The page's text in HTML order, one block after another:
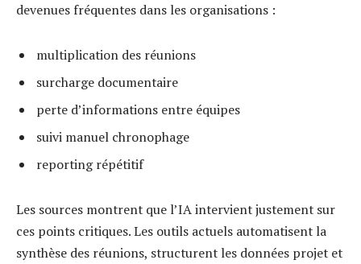
devenues fréquentes dans les organisations :
multiplication des réunions
surcharge documentaire
perte d’informations entre équipes
suivi manuel chronophage
reporting répétitif
Les sources montrent que l’IA intervient justement sur
ces points critiques. Les outils actuels automatisent la
synthèse des réunions, structurent les données projet et